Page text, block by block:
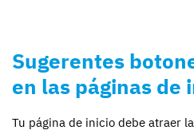
Sugerentes
en las páginas de
Tu página de inicio debe atraer